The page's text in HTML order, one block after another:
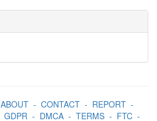
ABOUT- CONTACT- REPORT-
GDPR- DMCA- TERMS- FTC-